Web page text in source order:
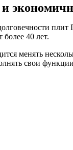
и
более 40 лет.
менять
свои